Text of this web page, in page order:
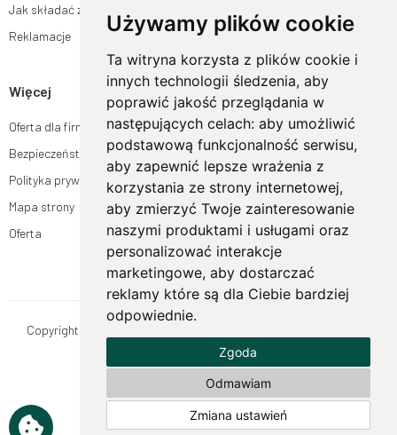
Używamy plików cookie
Ta witryna korzysta z plików cookie i
innych technologii śledzenia, aby
poprawić jakość przeglądania w
następujących celach: aby umożliwić
podstawową funkcjonalność serwisu,
aby zapewnić lepsze wrażenia z
korzystania ze strony internetowej,
aby zmierzyć Twoje zainteresowanie
naszymi produktami i usługami oraz
personalizować interakcje
marketingowe, aby dostarczać
reklamy które są dla Ciebie bardziej
odpowiednie.
Zgoda
Odmawiam
Zmiana ustawień
Jak składać zamówienia w sklepie ogrodyhildegardy.pl?
Reklamacje
Więcej
Oferta dla firm
Bezpieczeństwo płatności
Polityka prywatności
Mapa strony
Oferta
Copyright © OgrodyHildegardy.pl. Wszystkie prawa zastrzeżone.
MOUTON interactive
Zobacz nasz profil na: